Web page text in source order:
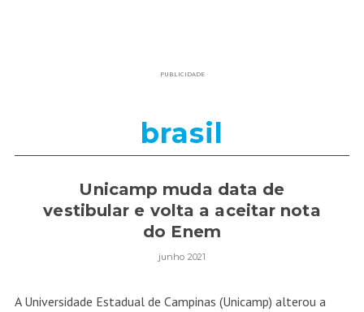
PUBLICIDADE
brasil
Unicamp muda data de
vestibular e volta a aceitar nota
do Enem
junho 2021
A Universidade Estadual de Campinas (Unicamp) alterou a